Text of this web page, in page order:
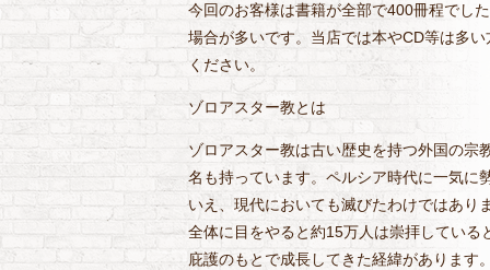
今回のお客様は書籍が全部で400冊程でし
場合が多いです。当店では本やCD等は多
ください。
ゾロアスター教とは
ゾロアスター教は古い歴史を持つ外国の宗
名も持っています。ペルシア時代に一気に
いえ、現代においても滅びたわけではあり
全体に目をやると約15万人は崇拝してい
庇護のもとで成長してきた経緯があります